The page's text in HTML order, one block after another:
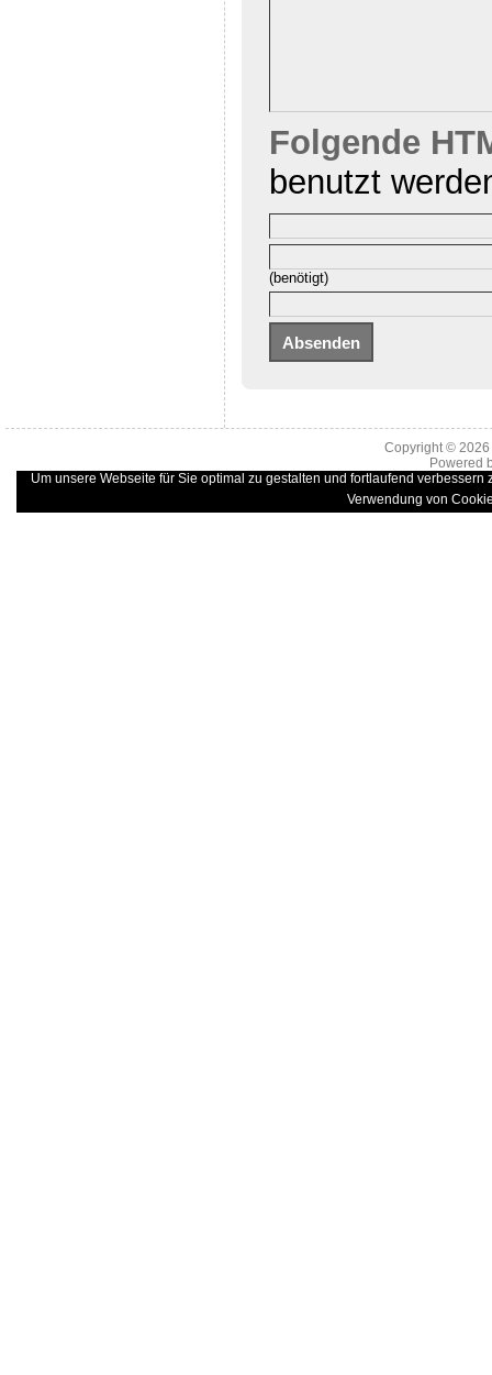
Folgende
benutzt
(benötigt)
Copyright ©
Powered
Um unsere Webseite für Sie optimal zu gestalten und fortlaufend
Verwendung von